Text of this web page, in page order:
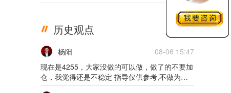
02月11日0211货币
5m
历史观点 更多
杨阳
08-06 15:47
现在是4255，大家没做的可以做，做了的不要加
仓，我觉得还是不稳定 指导仅供参考,不做为交
易依据。